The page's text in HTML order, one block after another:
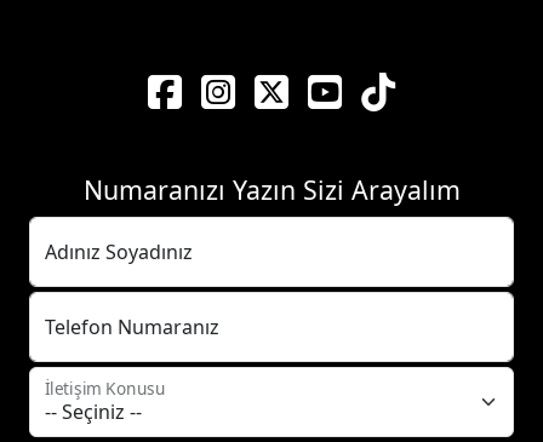
Numaranızı Yazın Sizi Arayalım
Adınız Soyadınız
Telefon Numaranız
İletişim Konusu